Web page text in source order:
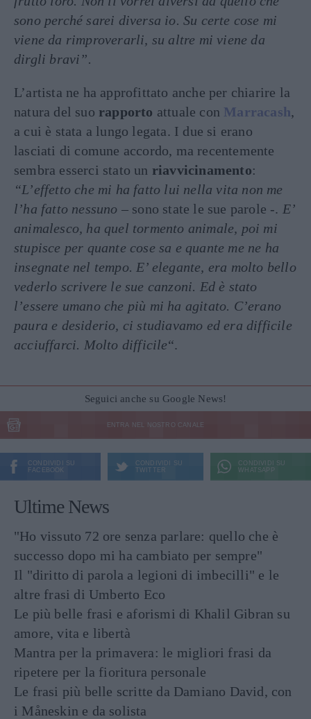
sono perché sarei diversa io. Su certe cose mi
viene da rimproverarli, su altre mi viene da
dirgli bravi”.
L’artista ne ha approfittato anche per chiarire la
natura del suo rapporto attuale con Marracash,
a cui è stata a lungo legata. I due si erano
lasciati di comune accordo, ma recentemente
sembra esserci stato un riavvicinamento:
“L’effetto che mi ha fatto lui nella vita non me
l’ha fatto nessuno – sono state le sue parole -. E’
animalesco, ha quel tormento animale, poi mi
stupisce per quante cose sa e quante me ne ha
insegnate nel tempo. E’ elegante, era molto bello
vederlo scrivere le sue canzoni. Ed è stato
l’essere umano che più mi ha agitato. C’erano
paura e desiderio, ci studiavamo ed era difficile
acciuffarci. Molto difficile“.
Seguici anche su Google News!
ENTRA NEL NOSTRO CANALE
CONDIVIDI SU
FACEBOOK
CONDIVIDI SU
TWITTER
CONDIVIDI SU
WHATSAPP
Ultime News
"Ho vissuto 72 ore senza parlare: quello che è
successo dopo mi ha cambiato per sempre"
Il "diritto di parola a legioni di imbecilli" e le
altre frasi di Umberto Eco
Le più belle frasi e aforismi di Khalil Gibran su
amore, vita e libertà
Mantra per la primavera: le migliori frasi da
ripetere per la fioritura personale
Le frasi più belle scritte da Damiano David, con
i Måneskin e da solista